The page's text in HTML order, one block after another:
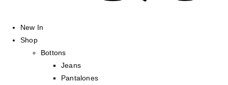
New In
Shop
Bottons
Jeans
Pantalones